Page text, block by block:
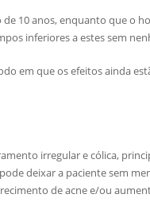
10 anos, enquanto que o
inferiores a estes sem
em que os efeitos ainda
irregular e cólica,
deixar a paciente sem
de acne e/ou